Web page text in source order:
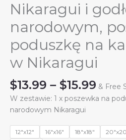
Nikaragui i
narodowym,
poduszkę na
w Nikaragui
$13.99 – $15.99
$13.99
& Free
W zestawie: 1 x poszewka na
narodowym Nikaragui
12"x12" 16"x16" 18"x18"